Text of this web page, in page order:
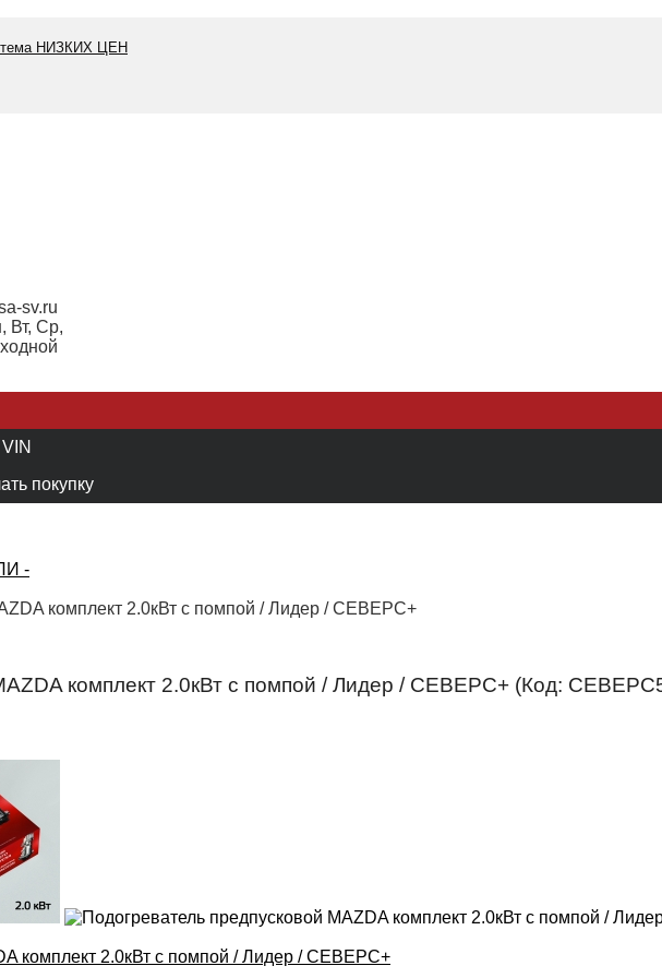
НИЗКИХ ЦЕН
sv.ru
Вт, Ср,
покупку
-
комплект 2.0кВт с помпой / Лидер / СЕВЕРС+
комплект 2.0кВт с помпой / Лидер / СЕВЕРС+ (Код: